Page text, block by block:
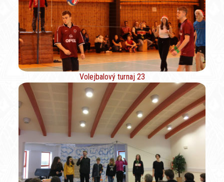
Volejbalový turnaj 23